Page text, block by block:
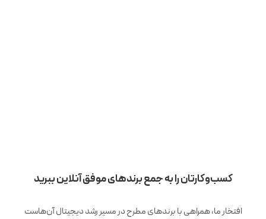
کسب‌وکارتان را به جمع برندهای موفق آنلاین ببرید
افتخار ما، همراهی با برندهای مطرح در مسیر رشد دیجیتال آن‌هاست